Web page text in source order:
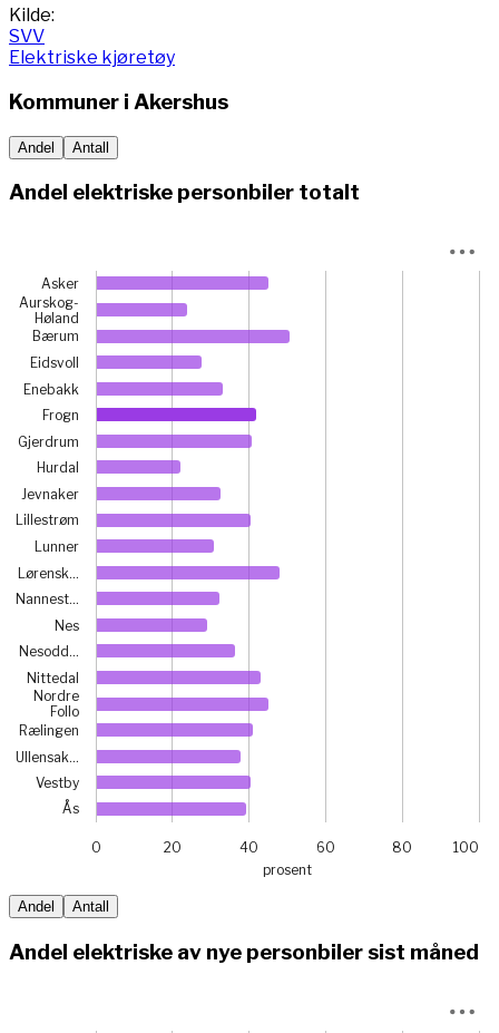
End of interactive chart.
Kilde:
SVV
Elektriske kjøretøy
Kommuner i Akershus
Andel Antall
Andel elektriske personbiler totalt
Bar chart with 21 bars.
View as data table, Chart
The chart has 1 X axis displaying categories.
The chart has 1 Y axis displaying prosent. Data ranges
prosent
Asker
Aurskog-
Høland
Bærum
Eidsvoll
Enebakk
Frogn
Gjerdrum
Hurdal
Jevnaker
Lillestrøm
Lunner
Lørensk…
Nannest…
Nes
Nesodd…
Nittedal
Nordre
Follo
Rælingen
Ullensak…
Vestby
Ås
0 20 40 60 80 100
End of interactive chart.
Andel Antall
Andel elektriske av nye personbiler sist måned